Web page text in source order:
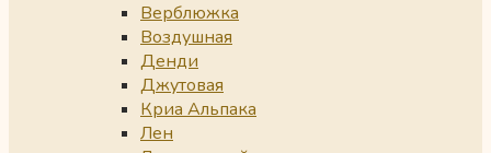
Верблюжка
Воздушная
Денди
Джутовая
Криа Альпака
Лен